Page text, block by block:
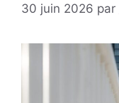
30 juin 2026 par